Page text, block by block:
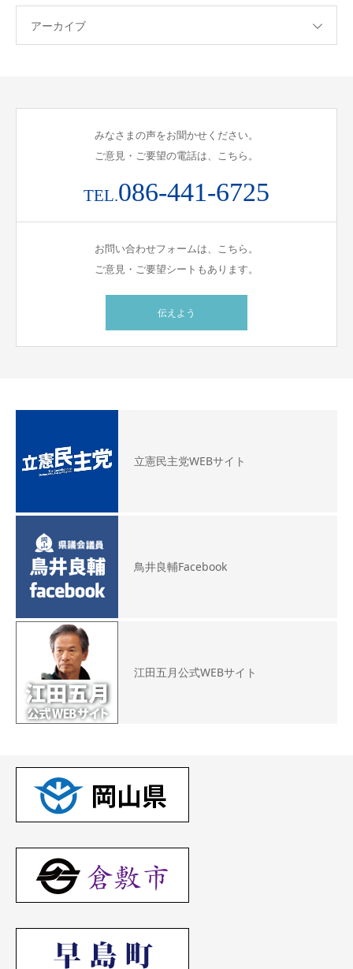
アーカイブ
みなさまの声をお聞かせください。
ご意見・ご要望の電話は、こちら。
TEL.086-441-6725
お問い合わせフォームは、こちら。
ご意見・ご要望シートもあります。
伝えよう
立憲民主党WEBサイト
鳥井良輔Facebook
江田五月公式WEBサイト